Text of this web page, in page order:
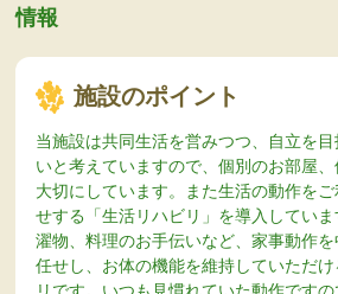
情報
施設のポイント
当施設は共同生活を営みつつ、自立を
いと考えていますので、個別のお部屋
大切にしています。また生活の動作を
せする「生活リハビリ」を導入してい
濯物、料理のお手伝いなど、家事動作
任せし、お体の機能を維持していただ
リです。いつも見慣れていた動作です